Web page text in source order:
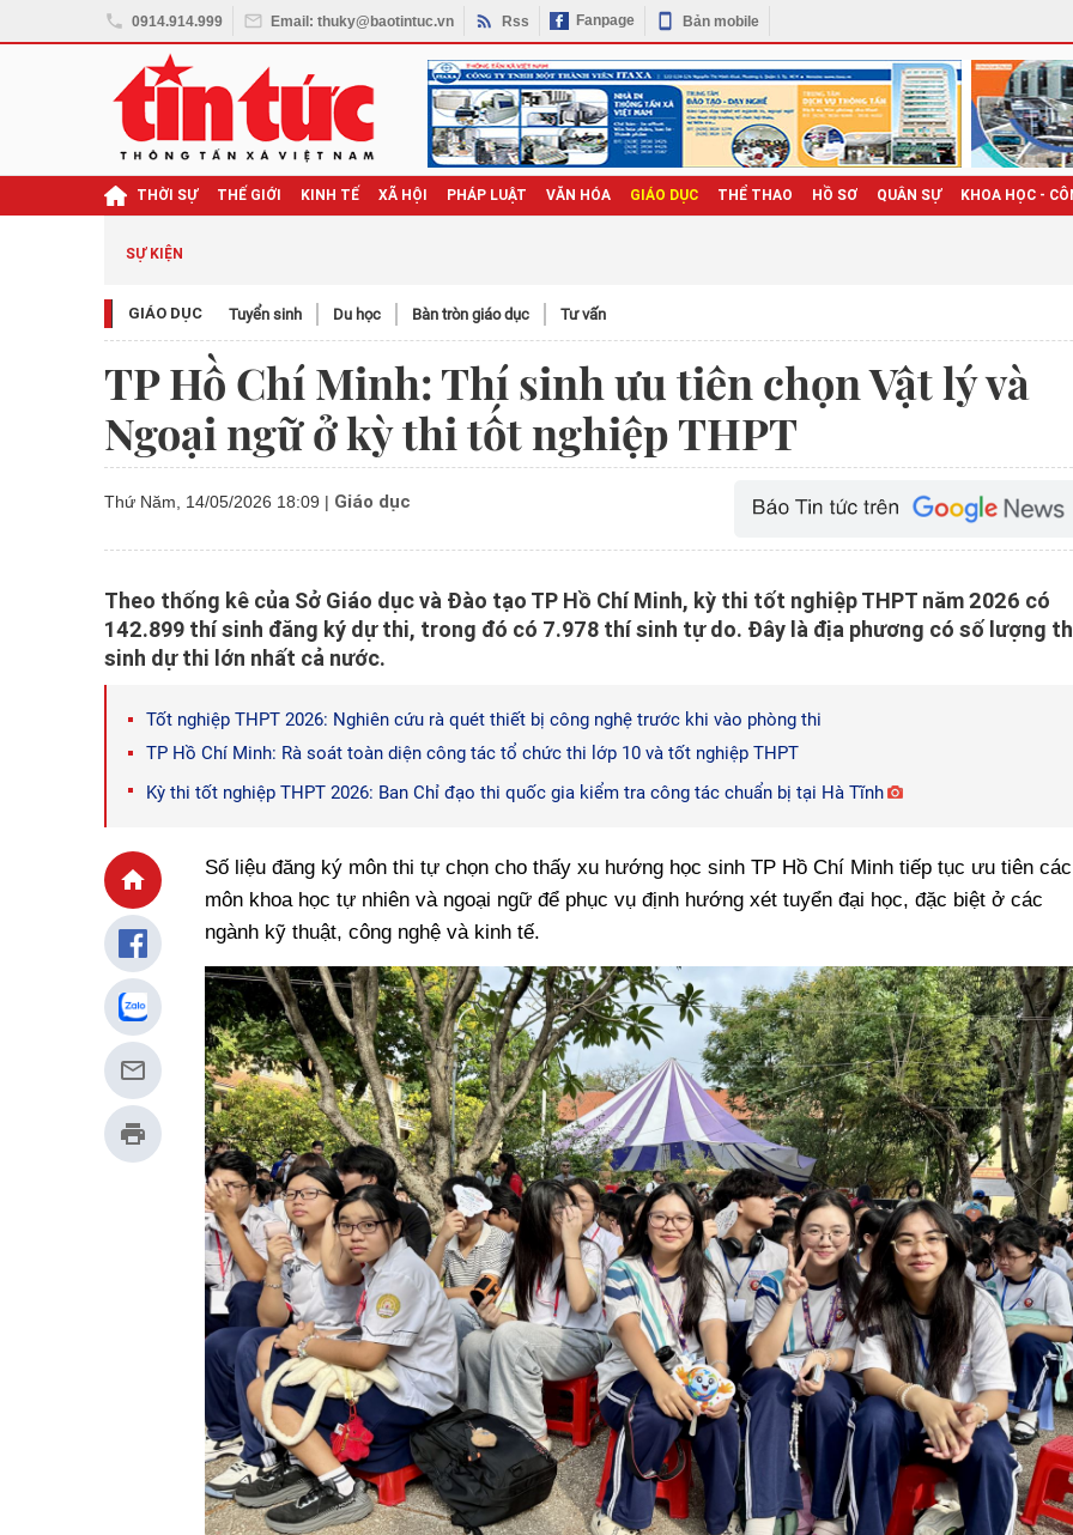
0914.914.999 Email: thuky@baotintuc.vn Rss Fanpage Bản mobile
THỜI SỰ THẾ GIỚI KINH TẾ XÃ HỘI PHÁP LUẬT VĂN HÓA GIÁO DỤC THỂ THAO HỒ SƠ QUÂN SỰ KHOA HỌC -
SỰ KIỆN
GIÁO DỤC Tuyển sinh Du học Bàn tròn giáo dục Tư vấn
TP Hồ Chí Minh: Thí sinh ưu tiên chọn Vật lý và
Ngoại ngữ ở kỳ thi tốt nghiệp THPT
Thứ Năm, 14/05/2026 18:09 | Giáo dục
Theo thống kê của Sở Giáo dục và Đào tạo TP Hồ Chí Minh, kỳ thi tốt nghiệp THPT năm 2026 có
142.899 thí sinh đăng ký dự thi, trong đó có 7.978 thí sinh tự do. Đây là địa phương có số lượng
sinh dự thi lớn nhất cả nước.
Tốt nghiệp THPT 2026: Nghiên cứu rà quét thiết bị công nghệ trước khi vào phòng thi
TP Hồ Chí Minh: Rà soát toàn diện công tác tổ chức thi lớp 10 và tốt nghiệp THPT
Kỳ thi tốt nghiệp THPT 2026: Ban Chỉ đạo thi quốc gia kiểm tra công tác chuẩn bị tại Hà Tĩnh
Số liệu đăng ký môn thi tự chọn cho thấy xu hướng học sinh TP Hồ Chí Minh tiếp tục ưu tiên các
môn khoa học tự nhiên và ngoại ngữ để phục vụ định hướng xét tuyển đại học, đặc biệt ở các
ngành kỹ thuật, công nghệ và kinh tế.